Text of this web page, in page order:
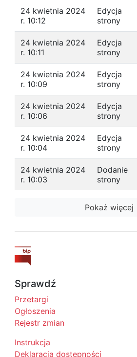
24 kwietnia 2024
r. 10:12
Edycja
strony
24 kwietnia 2024
r. 10:11
Edycja
strony
24 kwietnia 2024
r. 10:09
Edycja
strony
24 kwietnia 2024
r. 10:06
Edycja
strony
24 kwietnia 2024
r. 10:04
Edycja
strony
24 kwietnia 2024
r. 10:03
Dodanie
strony
Pokaż więcej
Sprawdź
Przetargi
Ogłoszenia
Rejestr zmian
Instrukcja
Deklaracja dostępności